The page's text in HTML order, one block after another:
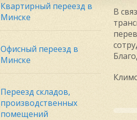
Квартирный переезд в
Минске
Офисный переезд в
Минске
Переезд складов,
производственных
помещений
В